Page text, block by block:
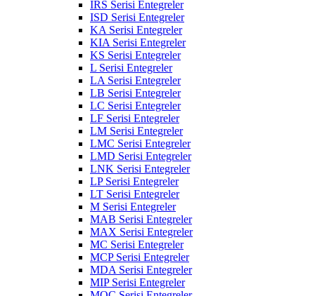
IRS Serisi Entegreler
ISD Serisi Entegreler
KA Serisi Entegreler
KIA Serisi Entegreler
KS Serisi Entegreler
L Serisi Entegreler
LA Serisi Entegreler
LB Serisi Entegreler
LC Serisi Entegreler
LF Serisi Entegreler
LM Serisi Entegreler
LMC Serisi Entegreler
LMD Serisi Entegreler
LNK Serisi Entegreler
LP Serisi Entegreler
LT Serisi Entegreler
M Serisi Entegreler
MAB Serisi Entegreler
MAX Serisi Entegreler
MC Serisi Entegreler
MCP Serisi Entegreler
MDA Serisi Entegreler
MIP Serisi Entegreler